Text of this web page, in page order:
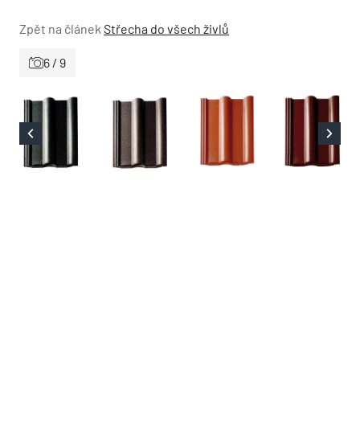
Zpět na článek Střecha do všech živlů
6 / 9